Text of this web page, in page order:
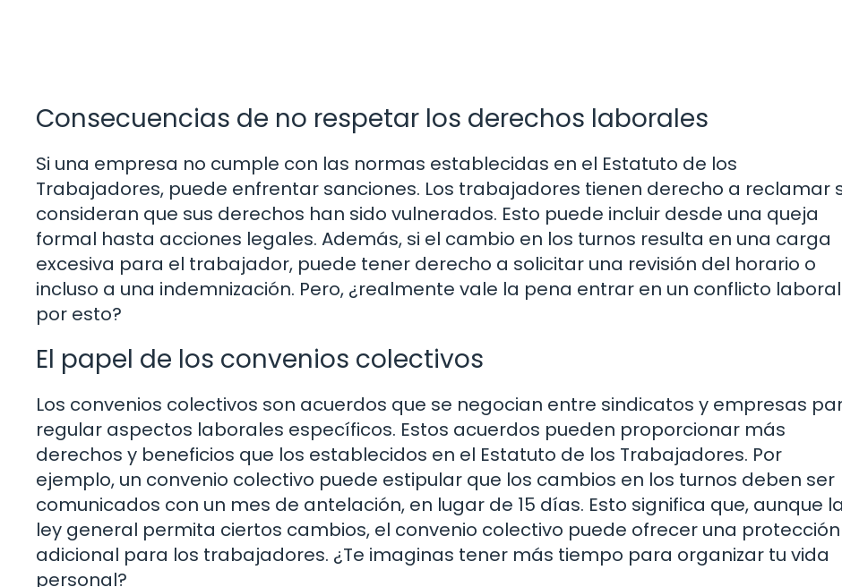
Consecuencias de no respetar los derechos laborales
Si una empresa no cumple con las normas establecidas en el Estatuto de los
Trabajadores, puede enfrentar sanciones. Los trabajadores tienen derecho a reclamar
consideran que sus derechos han sido vulnerados. Esto puede incluir desde una queja
formal hasta acciones legales. Además, si el cambio en los turnos resulta en una carga
excesiva para el trabajador, puede tener derecho a solicitar una revisión del horario o
incluso a una indemnización. Pero, ¿realmente vale la pena entrar en un conflicto laboral
por esto?
El papel de los convenios colectivos
Los convenios colectivos son acuerdos que se negocian entre sindicatos y empresas
regular aspectos laborales específicos. Estos acuerdos pueden proporcionar más
derechos y beneficios que los establecidos en el Estatuto de los Trabajadores. Por
ejemplo, un convenio colectivo puede estipular que los cambios en los turnos deben ser
comunicados con un mes de antelación, en lugar de 15 días. Esto significa que, aunque la
ley general permita ciertos cambios, el convenio colectivo puede ofrecer una protección
adicional para los trabajadores. ¿Te imaginas tener más tiempo para organizar tu vida
personal?